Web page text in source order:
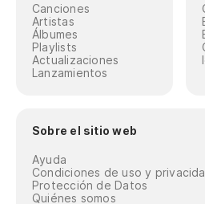
Canciones
Artistas
Álbumes
Playlists
Actualizaciones
Lanzamientos
Sobre el sitio web
Ayuda
Condiciones de uso y
Protección de Datos
Quiénes somos